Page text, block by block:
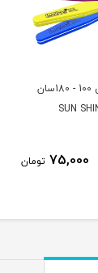
بافر ناخن 100 - 180سان
75,000 تومان